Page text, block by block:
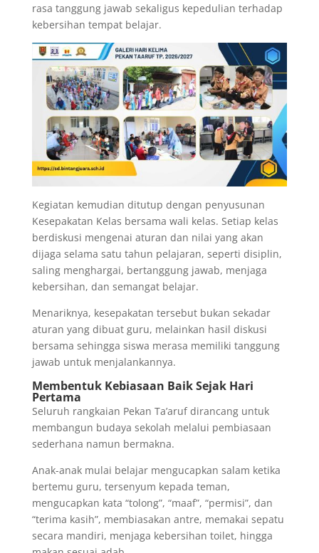
rasa tanggung jawab sekaligus kepedulian terhadap
kebersihan tempat belajar.
Kegiatan kemudian ditutup dengan penyusunan
Kesepakatan Kelas bersama wali kelas. Setiap kelas
berdiskusi mengenai aturan dan nilai yang akan
dijaga selama satu tahun pelajaran, seperti disiplin,
saling menghargai, bertanggung jawab, menjaga
kebersihan, dan semangat belajar.
Menariknya, kesepakatan tersebut bukan sekadar
aturan yang dibuat guru, melainkan hasil diskusi
bersama sehingga siswa merasa memiliki tanggung
jawab untuk menjalankannya.
Membentuk Kebiasaan Baik Sejak Hari
Pertama
Seluruh rangkaian Pekan Ta’aruf dirancang untuk
membangun budaya sekolah melalui pembiasaan
sederhana namun bermakna.
Anak-anak mulai belajar mengucapkan salam ketika
bertemu guru, tersenyum kepada teman,
mengucapkan kata “tolong”, “maaf”, “permisi”, dan
“terima kasih”, membiasakan antre, memakai sepatu
secara mandiri, menjaga kebersihan toilet, hingga